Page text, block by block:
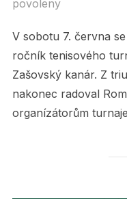
povoleny
V sobotu 7. června
ročník tenisového
Zašovský kanár. Z
nakonec radoval
organízátorům